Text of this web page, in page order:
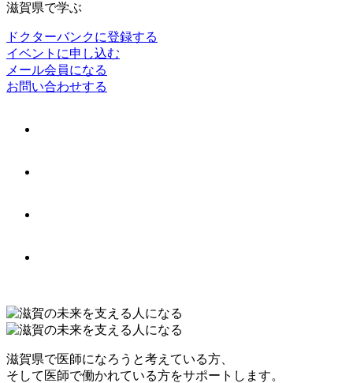
滋賀県で学ぶ
ドクターバンクに登録する
イベントに申し込む
メール会員になる
お問い合わせする
滋賀県で医師になろうと考えている方、
そして医師で働かれている方をサポートします。